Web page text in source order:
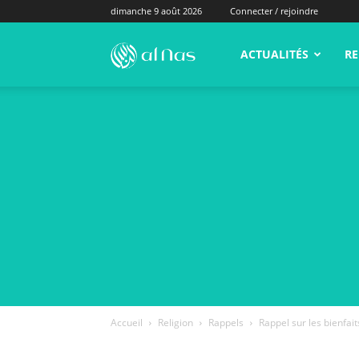
dimanche 9 août 2026 Connecter / rejoindre
alNas.fr ACTUALITÉS
Accueil Religion Rappels Rappel sur les